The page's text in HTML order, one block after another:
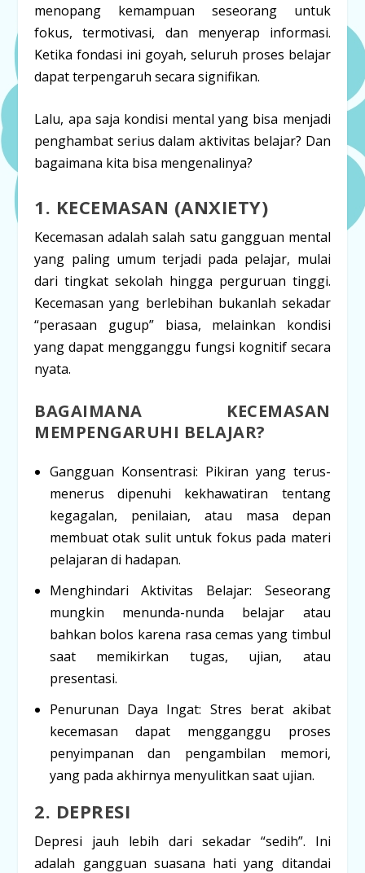
menopang kemampuan seseorang untuk
fokus, termotivasi, dan menyerap informasi.
Ketika fondasi ini goyah, seluruh proses belajar
dapat terpengaruh secara signifikan.
Lalu, apa saja kondisi mental yang bisa menjadi
penghambat serius dalam aktivitas belajar? Dan
bagaimana kita bisa mengenalinya?
1. KECEMASAN (ANXIETY)
Kecemasan adalah salah satu gangguan mental
yang paling umum terjadi pada pelajar, mulai
dari tingkat sekolah hingga perguruan tinggi.
Kecemasan yang berlebihan bukanlah sekadar
“perasaan gugup” biasa, melainkan kondisi
yang dapat mengganggu fungsi kognitif secara
nyata.
BAGAIMANA KECEMASAN
MEMPENGARUHI BELAJAR?
Gangguan Konsentrasi: Pikiran yang terus-
menerus dipenuhi kekhawatiran tentang
kegagalan, penilaian, atau masa depan
membuat otak sulit untuk fokus pada materi
pelajaran di hadapan.
Menghindari Aktivitas Belajar: Seseorang
mungkin menunda-nunda belajar atau
bahkan bolos karena rasa cemas yang timbul
saat memikirkan tugas, ujian, atau
presentasi.
Penurunan Daya Ingat: Stres berat akibat
kecemasan dapat mengganggu proses
penyimpanan dan pengambilan memori,
yang pada akhirnya menyulitkan saat ujian.
2. DEPRESI
Depresi jauh lebih dari sekadar “sedih”. Ini
adalah gangguan suasana hati yang ditandai